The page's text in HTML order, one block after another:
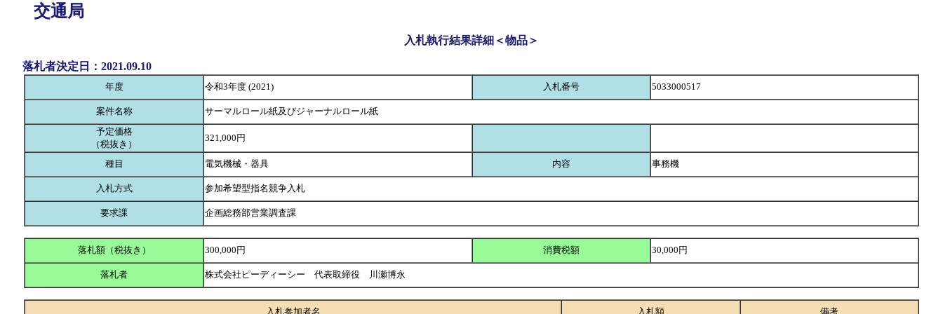
交通局
入札執行結果詳細＜物品＞
落札者決定日：2021.09.10
年度 令和3年度 (2021) 入札番号 5033000517
案件名称
サーマルロール紙及びジャーナルロール紙
予定価格
（税抜き）
321,000円
種目 電気機械・器具 内容 事務機
入札方式 参加希望型指名競争入札
要求課 企画総務部営業調査課
落札額（税抜き） 300,000円 消費税額 30,000円
落札者 株式会社ピーディーシー 代表取締役 川瀬博永
入札参加者名 入札額 備考